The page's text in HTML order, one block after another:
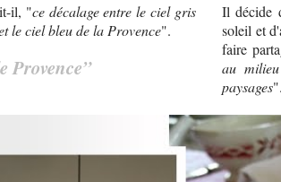
il, "ce décalage entre le ciel gris
le ciel bleu de la Provence".
Provence”
Il décide
soleil et
faire
au
paysages